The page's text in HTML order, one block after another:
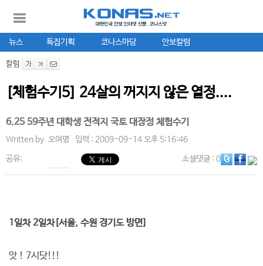
뉴스 특집기획 코나스마당 안보칼럼
칼럼
[체험수기5] 24살의 꺼지지 않은 열정....
6.25 59주년 대학생 전적지 국토 대장정 체험수기
Written by. 오여명 입력 : 2009-09-14 오후 5:16:46
공유: 소셜댓글: 0
1일차 2일차[서울, 수원 경기도 방면]
앗 ! 7시닷!!!